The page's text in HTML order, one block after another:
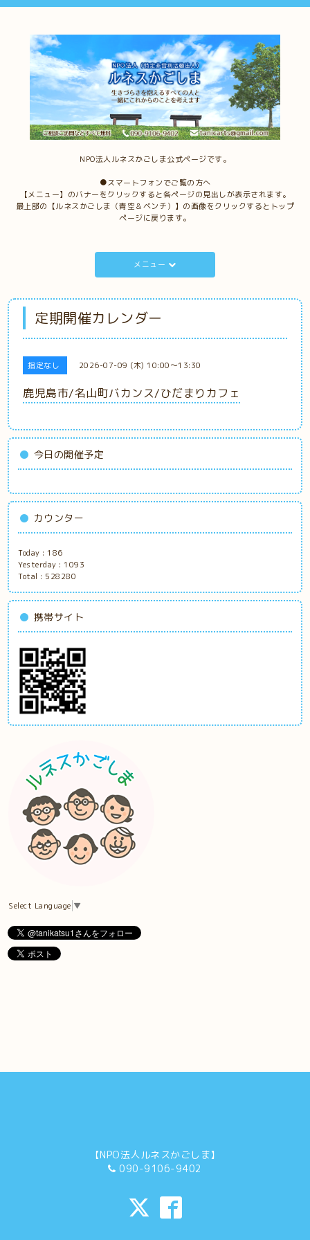
NPO法人ルネスかごしま公式ページです。
●スマートフォンでご覧の方へ
【メニュー】のバナーをクリックすると各ページの見出しが表示されます。
最上部の【ルネスかごしま（青空＆ベンチ）】の画像をクリックするとトップ
ページに戻ります。
メニュー
定期開催カレンダー
指定なし 2026-07-09 (木) 10:00～13:30
鹿児島市/名山町バカンス/ひだまりカフェ
今日の開催予定
カウンター
Today : 186
Yesterday : 1093
Total : 528280
携帯サイト
Select Language ▼
【NPO法人ルネスかごしま】
090-9106-9402